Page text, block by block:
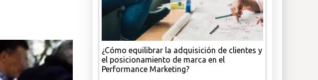
¿Cómo equilibrar la adquisición de clientes y
el posicionamiento de marca en el
Performance Marketing?